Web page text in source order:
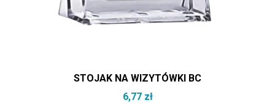
STOJAK NA WIZYTÓWKI BC
6,77 zł